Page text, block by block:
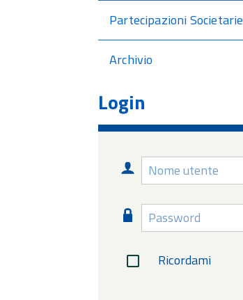
Partecipazioni Societarie
Archivio
Login
Nome
utente
Password
Ricordami